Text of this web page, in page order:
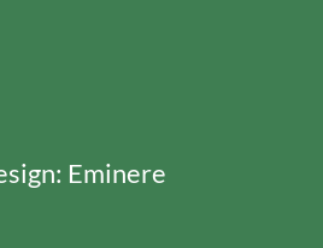
Eminere